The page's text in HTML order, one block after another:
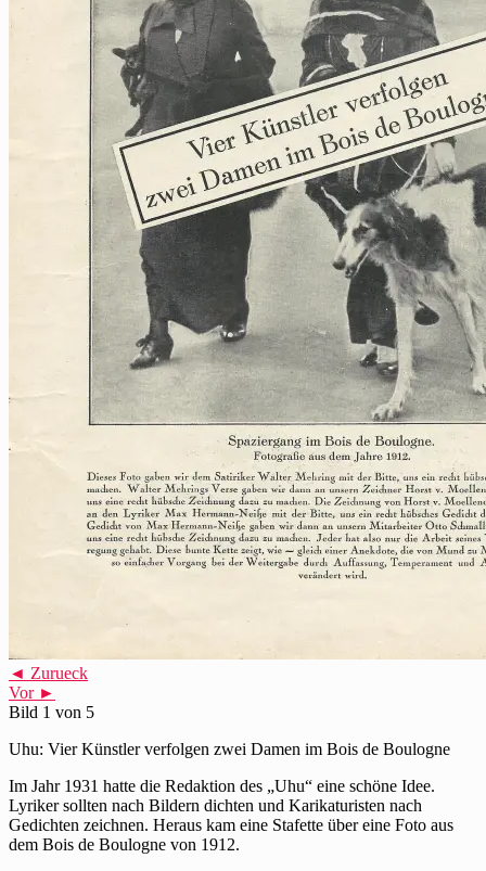
◄ Zurueck
Vor ►
Bild 1 von 5
Uhu: Vier Künstler verfolgen zwei Damen im Bois de Boulogne
Im Jahr 1931 hatte die Redaktion des „Uhu“ eine schöne Idee.
Lyriker sollten nach Bildern dichten und Karikaturisten nach
Gedichten zeichnen. Heraus kam eine Stafette über eine Foto aus
dem Bois de Boulogne von 1912.